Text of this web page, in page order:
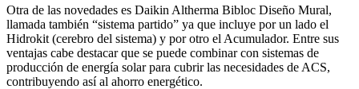
Otra de las novedades es Daikin Altherma Bibloc Diseño Mural,
llamada también “sistema partido” ya que incluye por un lado el
Hidrokit (cerebro del sistema) y por otro el Acumulador. Entre sus
ventajas cabe destacar que se puede combinar con sistemas de
producción de energía solar para cubrir las necesidades de ACS,
contribuyendo así al ahorro energético.